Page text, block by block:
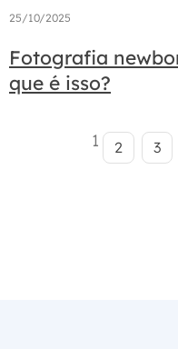
25/10/2025
Fotografia
que é isso?
1 2 3